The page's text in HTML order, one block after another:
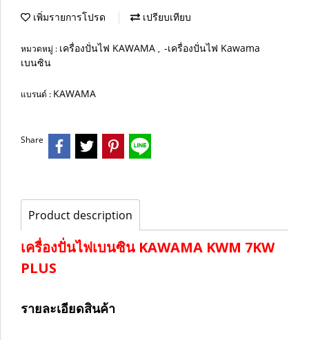
เพิ่มรายการโปรด เปรียบเทียบ
หมวดหมู่ : เครื่องปั่นไฟ KAWAMA , -เครื่องปั่นไฟ Kawama
เบนซิน
แบรนด์ : KAWAMA
Share
Product description
เครื่องปั่นไฟเบนซิน KAWAMA KWM 7KW
PLUS
รายละเอียดสินค้า